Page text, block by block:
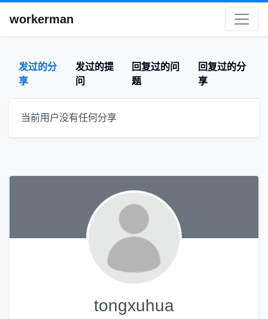
workerman
发过的分
享
发过的提
问
回复过的问
题
回复过的分
享
当前用户没有任何分享
tongxuhua